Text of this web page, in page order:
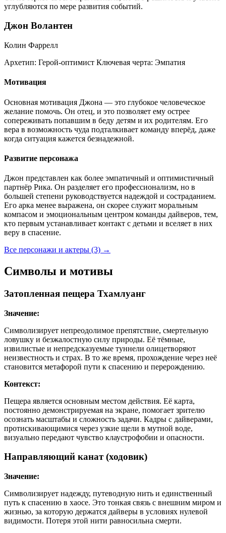
углубляются по мере развития событий.
Джон Волантен
Колин Фаррелл
Архетип: Герой-оптимист Ключевая черта: Эмпатия
Мотивация
Основная мотивация Джона — это глубокое человеческое
желание помочь. Он отец, и это позволяет ему острее
сопереживать попавшим в беду детям и их родителям. Его
вера в возможность чуда подталкивает команду вперёд, даже
когда ситуация кажется безнадежной.
Развитие персонажа
Джон представлен как более эмпатичный и оптимистичный
партнёр Рика. Он разделяет его профессионализм, но в
большей степени руководствуется надеждой и состраданием.
Его арка менее выражена, он скорее служит моральным
компасом и эмоциональным центром команды дайверов, тем,
кто первым устанавливает контакт с детьми и вселяет в них
веру в спасение.
Все персонажи и актеры (3) →
Символы и мотивы
Затопленная пещера Тхамлуанг
Значение:
Символизирует непреодолимое препятствие, смертельную
ловушку и безжалостную силу природы. Её тёмные,
извилистые и непредсказуемые туннели олицетворяют
неизвестность и страх. В то же время, прохождение через неё
становится метафорой пути к спасению и перерождению.
Контекст:
Пещера является основным местом действия. Её карта,
постоянно демонстрируемая на экране, помогает зрителю
осознать масштабы и сложность задачи. Кадры с дайверами,
протискивающимися через узкие щели в мутной воде,
визуально передают чувство клаустрофобии и опасности.
Направляющий канат (ходовик)
Значение:
Символизирует надежду, путеводную нить и единственный
путь к спасению в хаосе. Это тонкая связь с внешним миром и
жизнью, за которую держатся дайверы в условиях нулевой
видимости. Потеря этой нити равносильна смерти.